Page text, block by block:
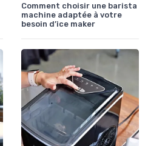
Comment choisir une barista
machine adaptée à votre
besoin d’ice maker